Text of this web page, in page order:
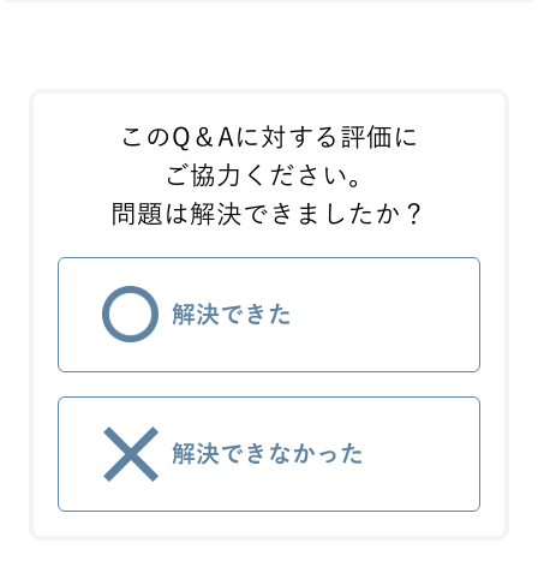
このQ＆Aに対する評価に
ご協力ください。
問題は解決できましたか？
解決できた
解決できなかった